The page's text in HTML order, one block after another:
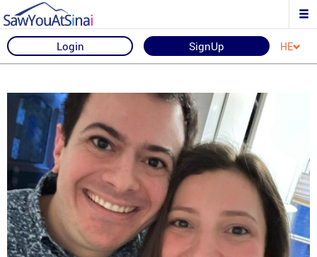
Login SignUp HE